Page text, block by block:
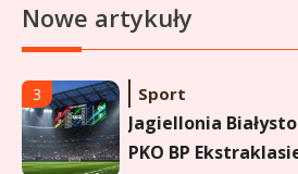
Nowe artykuły
PKO BP
formy i statystyk
4 Sport
La Liga rankingi:
statystyki i